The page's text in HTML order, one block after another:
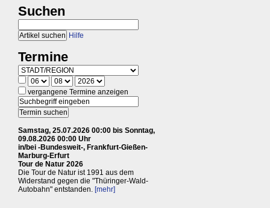
Suchen
Hilfe
Termine
vergangene Termine anzeigen
Samstag, 25.07.2026 00:00 bis Sonntag,
09.08.2026 00:00 Uhr
in/bei -Bundesweit-, Frankfurt-Gießen-
Marburg-Erfurt
Tour de Natur 2026
Die Tour de Natur ist 1991 aus dem
Widerstand gegen die "Thüringer-Wald-
Autobahn" entstanden. [mehr]